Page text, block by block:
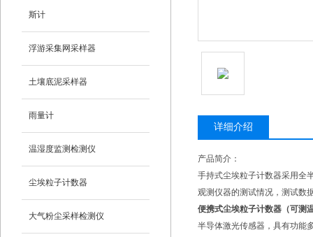
斯计
浮游采集网采样器
土壤底泥采样器
雨量计
温湿度监测检测仪
尘埃粒子计数器
大气粉尘采样检测仪
详细介绍
产品简介：
手持式尘埃粒子计数器采用全
观测仪器的测试情况，测试数
便携式尘埃粒子计数器（可测
半导体激光传感器，具有功能